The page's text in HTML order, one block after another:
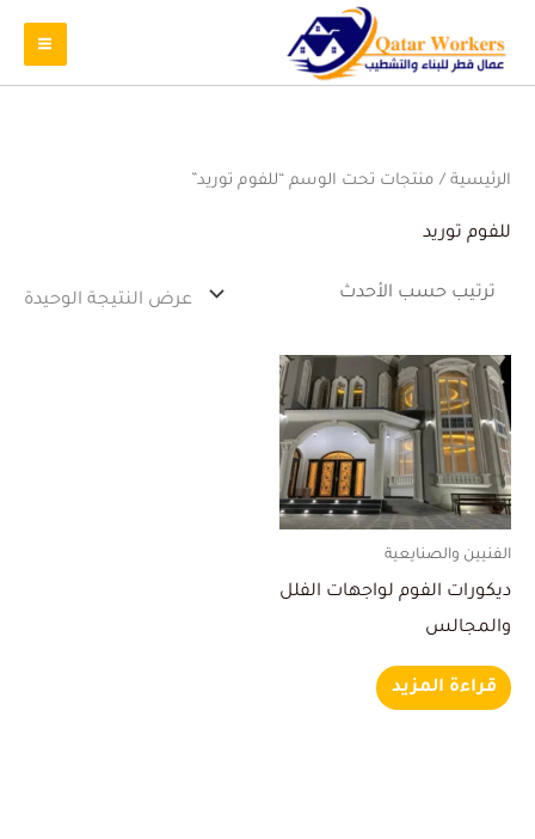
الرئيسية / منتجات تحت الوسم “للفوم توريد”
للفوم توريد
عرض النتيجة الوحيدة
الفنيين والصنايعية
ديكورات الفوم لواجهات الفلل
والمجالس
قراءة المزيد